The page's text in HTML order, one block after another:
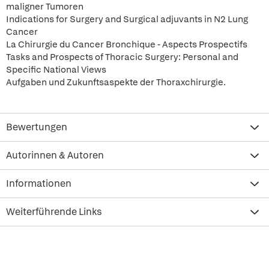
maligner Tumoren
Indications for Surgery and Surgical adjuvants in N2 Lung
Cancer
La Chirurgie du Cancer Bronchique - Aspects Prospectifs
Tasks and Prospects of Thoracic Surgery: Personal and
Specific National Views
Aufgaben und Zukunftsaspekte der Thoraxchirurgie.
Bewertungen
Autorinnen & Autoren
Informationen
Weiterführende Links